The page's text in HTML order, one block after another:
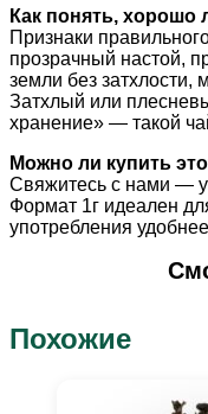
Как понять, хорошо
Признаки
прозрачный настой,
земли без затхлости,
Затхлый или
хранение» — такой
Можно ли купить
Свяжитесь с нами —
Формат 1г идеален
употребления
Похожие